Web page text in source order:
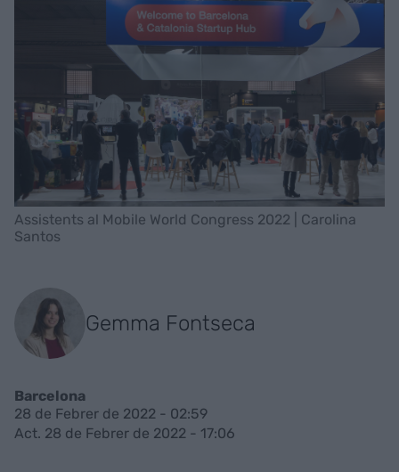
Assistents al Mobile World Congress 2022 | Carolina
Santos
Gemma Fontseca
Barcelona
28 de Febrer de 2022 - 02:59
Act. 28 de Febrer de 2022 - 17:06